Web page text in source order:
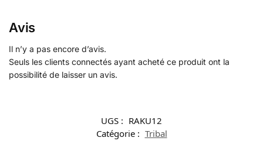
Avis
Il n’y a pas encore d’avis.
Seuls les clients connectés ayant acheté ce produit ont la
possibilité de laisser un avis.
UGS : RAKU12
Catégorie : Tribal